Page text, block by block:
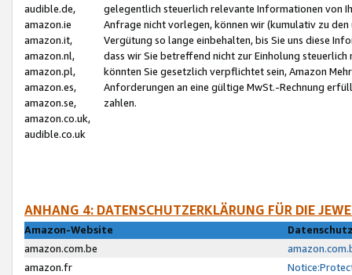
audible.de,
amazon.ie
amazon.it,
amazon.nl,
amazon.pl,
amazon.es,
amazon.se,
amazon.co.uk,
audible.co.uk
gelegentlich steuerlich relevante Informationen von
Anfrage nicht vorlegen, können wir (kumulativ zu
Vergütung so lange einbehalten, bis Sie uns diese
dass wir Sie betreffend nicht zur Einholung
könnten Sie gesetzlich verpflichtet sein, Amazon
Anforderungen an eine gültige MwSt.-Rechnung
zahlen.
ANHANG 4: DATENSCHUTZERKLÄRUNG FÜR DIE
Amazon-Website
amazon.com.be
amazon.fr